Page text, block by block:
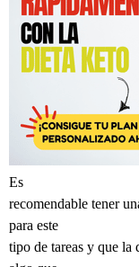
Es
recomendable tener
para este
tipo de tareas y que la